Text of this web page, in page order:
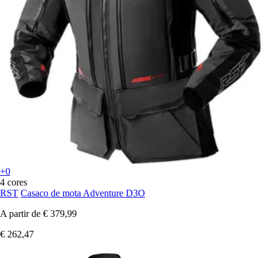
+0
4 cores
RST Casaco de mota Adventure D3O
A partir de € 379,99
€ 262,47